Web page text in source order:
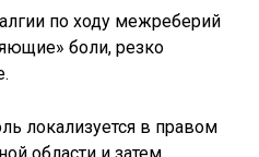
по ходу межреберий
боли, резко
локализуется в правом